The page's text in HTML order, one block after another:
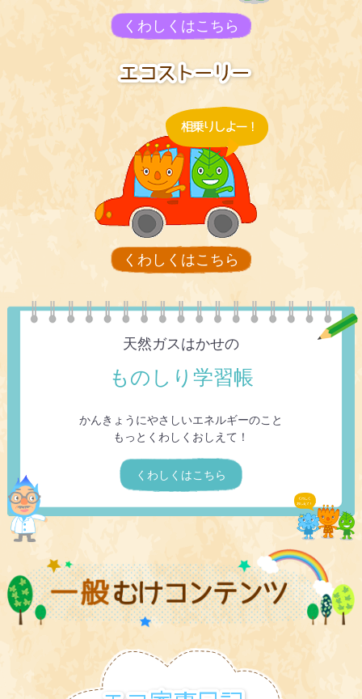
くわしくはこちら
くわしくはこちら
天然ガスはかせの
ものしり学習帳
かんきょうにやさしいエネルギーのこと
もっとくわしくおしえて！
くわしくはこちら